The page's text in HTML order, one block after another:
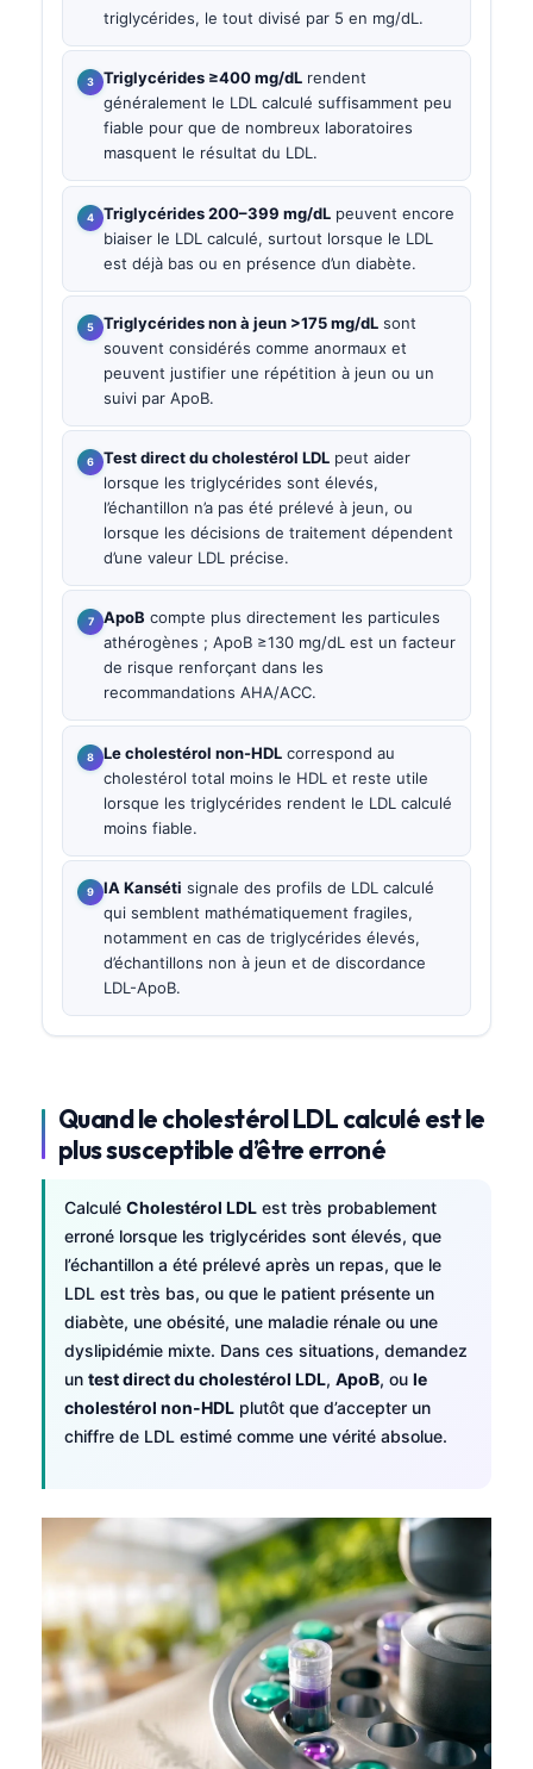
triglycérides, le tout divisé par 5 en mg/dL.
Triglycérides ≥400 mg/dL rendent
généralement le LDL calculé suffisamment peu
fiable pour que de nombreux laboratoires
masquent le résultat du LDL.
Triglycérides 200–399 mg/dL peuvent encore
biaiser le LDL calculé, surtout lorsque le LDL
est déjà bas ou en présence d’un diabète.
Triglycérides non à jeun >175 mg/dL sont
souvent considérés comme anormaux et
peuvent justifier une répétition à jeun ou un
suivi par ApoB.
Test direct du cholestérol LDL peut aider
lorsque les triglycérides sont élevés,
l’échantillon n’a pas été prélevé à jeun, ou
lorsque les décisions de traitement dépendent
d’une valeur LDL précise.
ApoB compte plus directement les particules
athérogènes ; ApoB ≥130 mg/dL est un facteur
de risque renforçant dans les
recommandations AHA/ACC.
Le cholestérol non-HDL correspond au
cholestérol total moins le HDL et reste utile
lorsque les triglycérides rendent le LDL calculé
moins fiable.
IA Kanséti signale des profils de LDL calculé
qui semblent mathématiquement fragiles,
notamment en cas de triglycérides élevés,
d’échantillons non à jeun et de discordance
LDL-ApoB.
Quand le cholestérol LDL calculé est le
plus susceptible d’être erroné
Calculé Cholestérol LDL est très probablement
erroné lorsque les triglycérides sont élevés, que
l’échantillon a été prélevé après un repas, que le
LDL est très bas, ou que le patient présente un
diabète, une obésité, une maladie rénale ou une
dyslipidémie mixte. Dans ces situations, demandez
un test direct du cholestérol LDL, ApoB, ou le
cholestérol non-HDL plutôt que d’accepter un
chiffre de LDL estimé comme une vérité absolue.